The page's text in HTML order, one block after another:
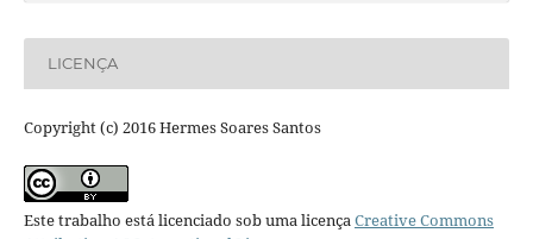
LICENÇA
Copyright (c) 2016 Hermes Soares Santos
Este trabalho está licenciado sob uma licençaCreative Commons